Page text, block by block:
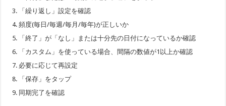
「繰り返し」設定を確認
頻度(毎日/毎週/毎月/毎年)が正しいか
「終了」が「なし」または十分先の日付になっているか確認
「カスタム」を使っている場合、間隔の数値が1以上か確認
必要に応じて再設定
「保存」をタップ
同期完了を確認